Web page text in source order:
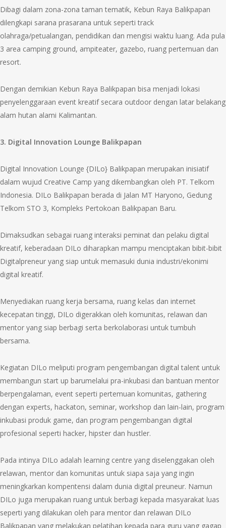
Dibagi dalam zona-zona taman tematik, Kebun Raya Balikpapan
dilengkapi sarana prasarana untuk seperti track
olahraga/petualangan, pendidikan dan mengisi waktu luang. Ada pula
3 area camping ground, ampiteater, gazebo, ruang pertemuan dan
resort.
Dengan demikian Kebun Raya Balikpapan bisa menjadi lokasi
penyelenggaraan event kreatif secara outdoor dengan latar belakang
alam hutan alami Kalimantan.
3. Digital Innovation Lounge Balikpapan
Digital Innovation Lounge {DILo} Balikpapan merupakan inisiatif
dalam wujud Creative Camp yang dikembangkan oleh PT. Telkom
Indonesia. DILo Balikpapan berada di Jalan MT Haryono, Gedung
Telkom STO 3, Kompleks Pertokoan Balikpapan Baru.
Dimaksudkan sebagai ruang interaksi peminat dan pelaku digital
kreatif, keberadaan DILo diharapkan mampu menciptakan bibit-bibit
Digitalpreneur yang siap untuk memasuki dunia industri/ekonimi
digital kreatif.
Menyediakan ruang kerja bersama, ruang kelas dan internet
kecepatan tinggi, DILo digerakkan oleh komunitas, relawan dan
mentor yang siap berbagi serta berkolaborasi untuk tumbuh
bersama.
Kegiatan DILo meliputi program pengembangan digital talent untuk
membangun start up barumelalui pra-inkubasi dan bantuan mentor
berpengalaman, event seperti pertemuan komunitas, gathering
dengan experts, hackaton, seminar, workshop dan lain-lain, program
inkubasi produk game, dan program pengembangan digital
profesional seperti hacker, hipster dan hustler.
Pada intinya DILo adalah learning centre yang diselenggakan oleh
relawan, mentor dan komunitas untuk siapa saja yang ingin
meningkarkan kompentensi dalam dunia digital preuneur. Namun
DILo juga merupakan ruang untuk berbagi kepada masyarakat luas
seperti yang dilakukan oleh para mentor dan relawan DILo
Balikpapan yang melakukan pelatihan kepada para guru yang gagap